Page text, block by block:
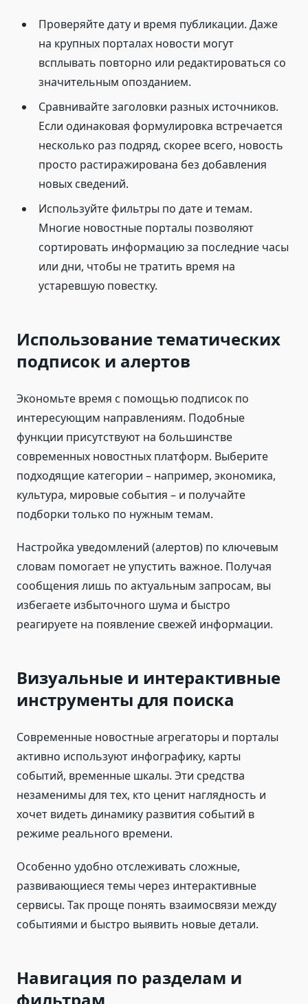
Проверяйте дату и время публикации. Даже
на крупных порталах новости могут
всплывать повторно или редактироваться со
значительным опозданием.
Сравнивайте заголовки разных источников.
Если одинаковая формулировка встречается
несколько раз подряд, скорее всего, новость
просто растиражирована без добавления
новых сведений.
Используйте фильтры по дате и темам.
Многие новостные порталы позволяют
сортировать информацию за последние часы
или дни, чтобы не тратить время на
устаревшую повестку.
Использование тематических
подписок и алертов
Экономьте время с помощью подписок по
интересующим направлениям. Подобные
функции присутствуют на большинстве
современных новостных платформ. Выберите
подходящие категории – например, экономика,
культура, мировые события – и получайте
подборки только по нужным темам.
Настройка уведомлений (алертов) по ключевым
словам помогает не упустить важное. Получая
сообщения лишь по актуальным запросам, вы
избегаете избыточного шума и быстро
реагируете на появление свежей информации.
Визуальные и интерактивные
инструменты для поиска
Современные новостные агрегаторы и порталы
активно используют инфографику, карты
событий, временные шкалы. Эти средства
незаменимы для тех, кто ценит наглядность и
хочет видеть динамику развития событий в
режиме реального времени.
Особенно удобно отслеживать сложные,
развивающиеся темы через интерактивные
сервисы. Так проще понять взаимосвязи между
событиями и быстро выявить новые детали.
Навигация по разделам и